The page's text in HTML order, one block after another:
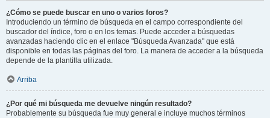
¿Cómo se puede buscar en uno o varios foros?
Introduciendo un término de búsqueda en el campo correspondiente del
buscador del índice, foro o en los temas. Puede acceder a búsquedas
avanzadas haciendo clic en el enlace "Búsqueda Avanzada" que está
disponible en todas las páginas del foro. La manera de acceder a la búsqueda
depende de la plantilla utilizada.
Arriba
¿Por qué mi búsqueda me devuelve ningún resultado?
Probablemente su búsqueda fue muy general e incluye muchos términos